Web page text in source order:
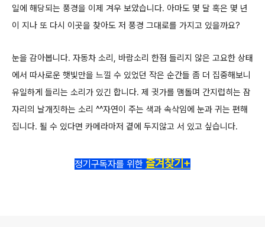
일에 해당되는 풍경을 이제 겨우 보았습니다. 아마도 몇 달 혹은 몇 년
이 지나 또 다시 이곳을 찾아도 저 풍경 그대로를 가지고 있을까요?
눈을 감아봅니다. 자동차 소리, 바람소리 한점 들리지 않은 고요한 상태
에서 따사로운 햇빛만을 느낄 수 있었던 작은 순간들 좀 더 집중해보니
유일하게 들리는 소리가 있긴 합니다. 제 귓가를 맴돌며 간지럽히는 잠
자리의 날개짓하는 소리 ^^자연이 주는 색과 속삭임에 눈과 귀는 편해
집니다. 될 수 있다면 카메라마저 곁에 두지않고 서 있고 싶습니다.
정기구독자를 위한 즐겨찾기+